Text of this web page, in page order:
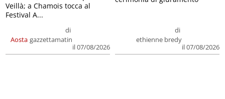
Aosta
di
gazzettamatin
il 07/08/2026
Veillà; a Chamois tocca al
Festival A...
di
ethienne bredy
il 07/08/2026